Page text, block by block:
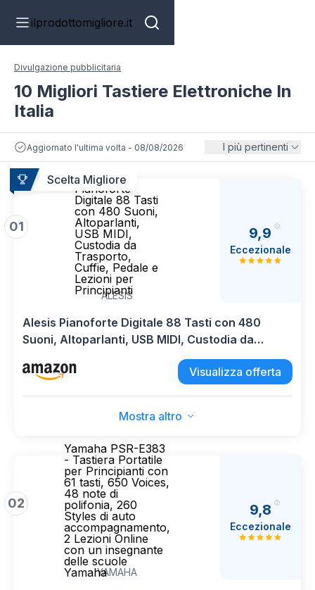
ilprodottomigliore.it
Divulgazione pubblicitaria
10 Migliori Tastiere Elettroniche In
Italia
Aggiornato l'ultima volta - 08/08/2026 I più pertinenti
Scelta Migliore
01
Alesis
Pianoforte
Digitale 88 Tasti
con 480 Suoni,
Altoparlanti,
USB MIDI,
Custodia da
Trasporto,
Cuffie, Pedale e
Lezioni per
Principianti
ALESIS
9,9
Eccezionale
Alesis Pianoforte Digitale 88 Tasti con 480
Suoni, Altoparlanti, USB MIDI, Custodia da
Trasporto, Cuffie, Pedale e Lezioni per
Principianti
Visualizza offerta
Mostra altro
02
Yamaha PSR-E383
- Tastiera Portatile
per Principianti con
61 tasti, 650 Voices,
48 note di
polifonia, 260
Styles di auto
accompagnamento,
2 Lezioni Online
con un insegnante
delle scuole
YamahaYAMAHA
9,8
Eccezionale